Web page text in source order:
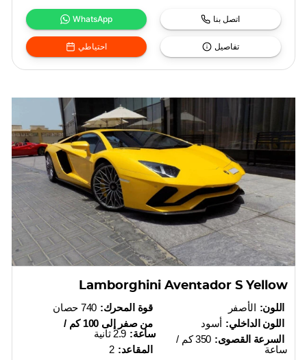
WhatsApp اتصل بنا
احتياطي تفاصيل
Lamborghini Aventador S Yellow
قوة المحرك: 740 حصان
من صفر إلى 100 كم /
ساعة: 2.9 ثانية
المقاعد: 2
اللون: الأصفر
اللون الداخلي: أسود
السرعة القصوى:
350 كم /
ساعة